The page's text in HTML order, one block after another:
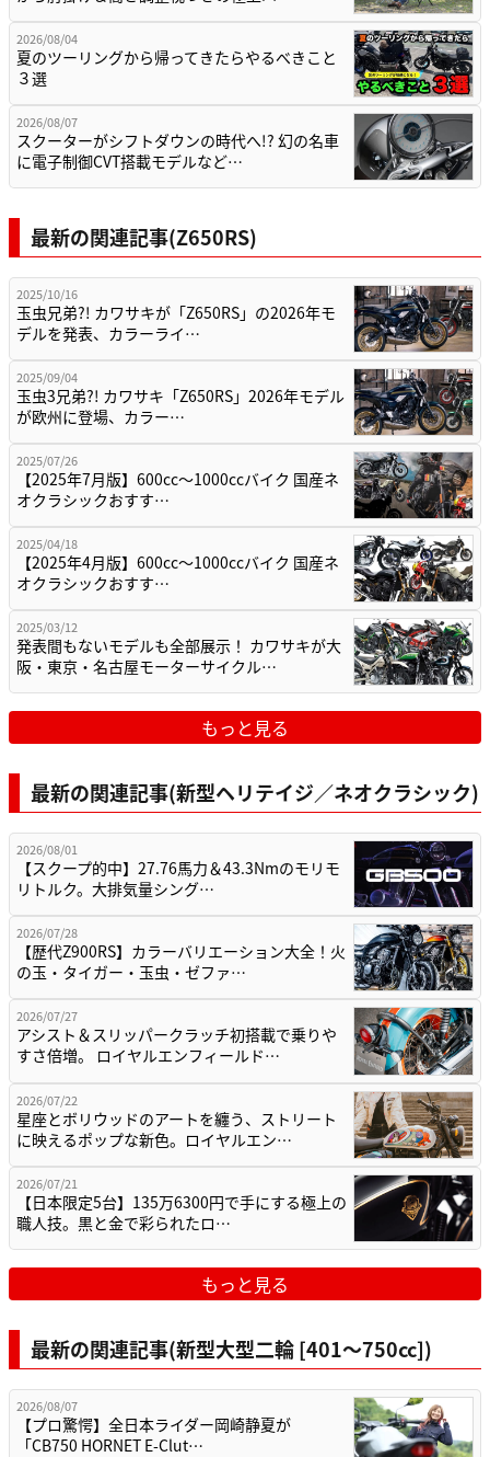
2026/08/04
夏のツーリングから帰ってきたらやるべきこと
３選
2026/08/07
スクーターがシフトダウンの時代へ!? 幻の名車
に電子制御CVT搭載モデルなど…
最新の関連記事(Z650RS)
2025/10/16
玉虫兄弟?! カワサキが「Z650RS」の2026年モ
デルを発表、カラーライ…
2025/09/04
玉虫3兄弟?! カワサキ「Z650RS」2026年モデル
が欧州に登場、カラー…
2025/07/26
【2025年7月版】600cc～1000ccバイク 国産ネ
オクラシックおすす…
2025/04/18
【2025年4月版】600cc～1000ccバイク 国産ネ
オクラシックおすす…
2025/03/12
発表間もないモデルも全部展示！ カワサキが大
阪・東京・名古屋モーターサイクル…
もっと見る
最新の関連記事(新型ヘリテイジ／ネオクラシック)
2026/08/01
【スクープ的中】27.76馬力＆43.3Nmのモリモ
リトルク。大排気量シング…
2026/07/28
【歴代Z900RS】カラーバリエーション大全！火
の玉・タイガー・玉虫・ゼファ…
2026/07/27
アシスト＆スリッパークラッチ初搭載で乗りや
すさ倍増。 ロイヤルエンフィールド…
2026/07/22
星座とボリウッドのアートを纏う、ストリート
に映えるポップな新色。ロイヤルエン…
2026/07/21
【日本限定5台】135万6300円で手にする極上の
職人技。黒と金で彩られたロ…
もっと見る
最新の関連記事(新型大型二輪 [401〜750cc])
2026/08/07
【プロ驚愕】全日本ライダー岡崎静夏が
「CB750 HORNET E-Clut…